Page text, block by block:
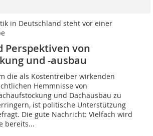
in Deutschland steht vor einer
Perspektiven von
und -ausbau
die als Kostentreiber wirkenden
Hemmnisse von
und Dachausbau zu
ist politische Unterstützung
Die gute Nachricht: Vielfach wird
bereits...